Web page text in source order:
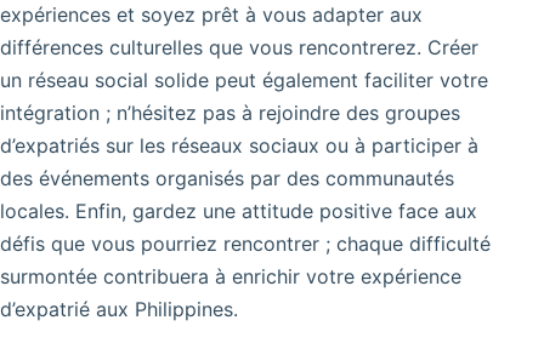
expériences et soyez prêt à vous adapter aux
différences culturelles que vous rencontrerez. Créer
un réseau social solide peut également faciliter votre
intégration ; n’hésitez pas à rejoindre des groupes
d’expatriés sur les réseaux sociaux ou à participer à
des événements organisés par des communautés
locales. Enfin, gardez une attitude positive face aux
défis que vous pourriez rencontrer ; chaque difficulté
surmontée contribuera à enrichir votre expérience
d’expatrié aux Philippines.